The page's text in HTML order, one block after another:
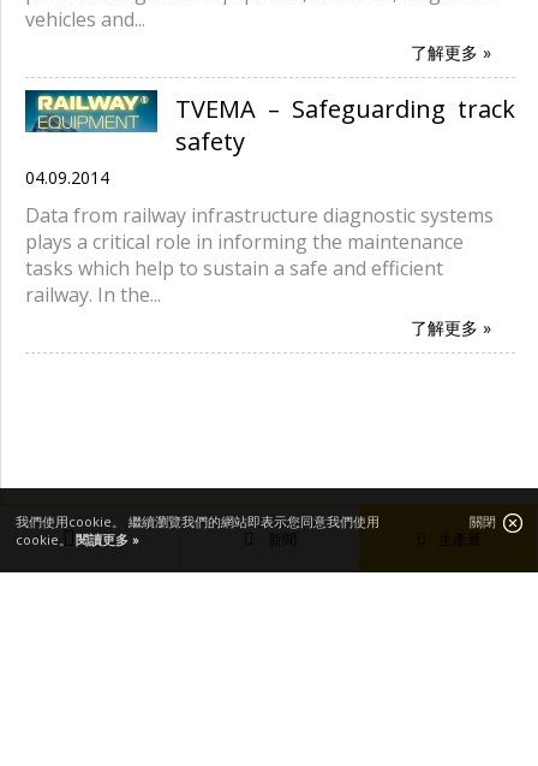
vehicles and...
了解更多 »
TVEMA – Safeguarding track
safety
04.09.2014
Data from railway infrastructure diagnostic systems
plays a critical role in informing the maintenance
tasks which help to sustain a safe and efficient
railway. In the...
了解更多 »
我們使用cookie。 繼續瀏覽我們的網站即表示您同意我們使用
cookie。閱讀更多 »
關閉
主要 生產量